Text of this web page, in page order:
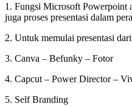
1. Fungsi Microsoft Powerpoint
juga proses presentasi dalam
2. Untuk memulai presentasi
3. Canva – Befunky – Fotor
4. Capcut – Power Director –
5. Self Branding